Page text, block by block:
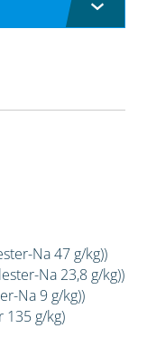
Na 47 g/kg))
Na 23,8 g/kg))
Na 9 g/kg))
135 g/kg)